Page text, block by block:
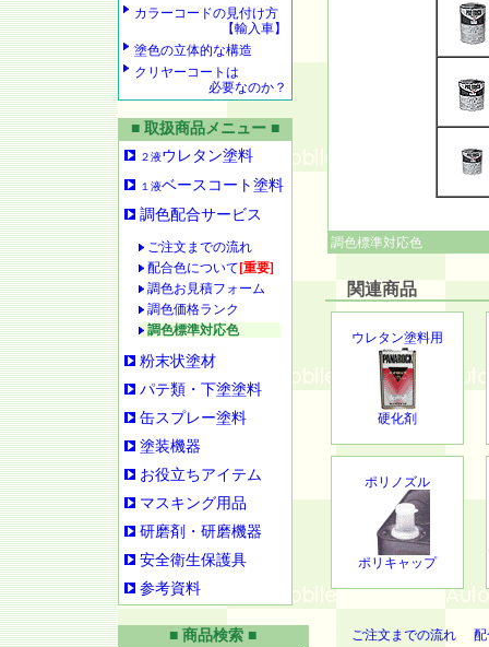
調色標準対応色
関連商品
ウレタン塗料用
硬化剤
ポリノズル
ポリキャップ
ご注文までの流れ
カラーコードの見付け方
【輸入車】
塗色の立体的な構造
クリヤーコートは
必要なのか？
■ 取扱商品メニュー ■
２液ウレタン塗料
１液ベースコート塗料
調色配合サービス
ご注文までの流れ
配合色について [重要]
調色お見積フォーム
調色価格ランク
調色標準対応色
粉末状塗材
パテ類・下塗塗料
缶スプレー塗料
塗装機器
お役立ちアイテム
マスキング用品
研磨剤・研磨機器
安全衛生保護具
参考資料
■ 商品検索 ■